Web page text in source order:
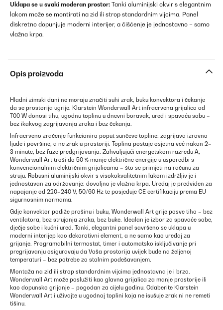
Uklapa se u svaki moderan prostor: Tanki aluminijski okvir s elegantnim
lakom može se montirati na zid ili strop standardnim vijcima. Panel
diskretno dopunjuje moderni interijer, a čišćenje je jednostavno – samo
vlažna krpa.
Opis proizvoda
Hladni zimski dani ne moraju značiti suhi zrak, buku konvektora i čekanje
da se prostorija ugrije. Klarstein Wonderwall Art infracrvena grijalica od
700 W donosi tihu, ugodnu toplinu u dnevni boravak, ured i spavaću sobu –
bez ikakvog zagrijavanja zraka i bez čekanja.
Infracrveno zračenje funkcionira poput sunčeve topline: zagrijava izravno
ljude i površine, a ne zrak u prostoriji. Toplina postaje osjetna već nakon 2–
3 minute, bez faze predgrijavanja. Zahvaljujući energetskom razredu A,
Wonderwall Art troši do 50 % manje električne energije u usporedbi s
konvencionalnim električnim grijalicama – što se primjeti na računu za
struju. Robusni aluminijski okvir s visokokvalitetnim lakom izdržljiv je i
jednostavan za održavanje: dovoljno je vlažna krpa. Uređaj je predviđen za
napajanje od 220–240 V, 50/60 Hz te posjeduje CE certifikaciju prema EU
sigurnosnim normama.
Gdje konvektor podiže prašinu i buku, Wonderwall Art grije posve tiho – bez
ventilatora, bez strujanja zraka, bez buke. Idealan je izbor za spavaće sobe,
dječje sobe i kućni ured. Tanki, elegantni panel savršeno se uklapa u
moderni interijep kao dekorativni element, a ne samo kao uređaj za
grijanje. Programabilni termostat, timer i automatsko isključivanje pri
pregrijavanju osiguravaju da Vaša prostorija uvijek bude na željenoj
temperaturi – bez potrebe za stalnim podešavanjem.
Montaža na zid ili strop standardnim vijcima jednostavna je i brza.
Wonderwall Art može poslužiti kao glavna grijalica za manje prostorije ili
kao dopunsko grijanje – pogodan za cijelu godinu. Odaberite Klarstein
Wonderwall Art i uživajte u ugodnoj toplini koja ne isušuje zrak ni ne remeti
tišinu.